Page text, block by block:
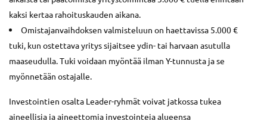
kaksi kertaa rahoituskauden aikana.
Omistajanvaihdoksen valmisteluun on haettavissa 5.000 €
tuki, kun ostettava yritys sijaitsee ydin- tai harvaan asutulla
maaseudulla. Tuki voidaan myöntää ilman Y-tunnusta ja se
myönnetään ostajalle.
Investointien osalta Leader-ryhmät voivat jatkossa tukea
aineellisia ja aineettomia investointeja alueensa